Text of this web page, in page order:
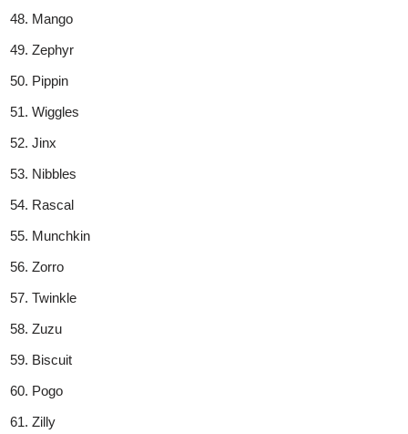
Mango
Zephyr
Pippin
Wiggles
Jinx
Nibbles
Rascal
Munchkin
Zorro
Twinkle
Zuzu
Biscuit
Pogo
Zilly